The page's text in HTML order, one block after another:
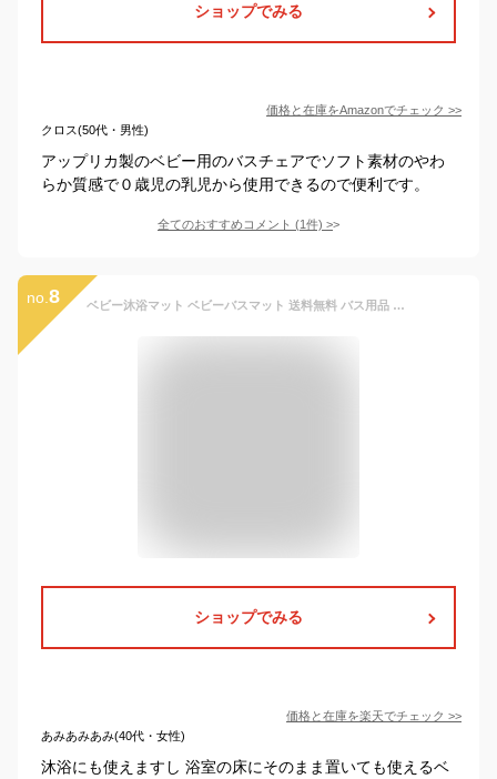
ショップでみる
価格と在庫をAmazonでチェック >>
クロス(50代・男性)
アップリカ製のベビー用のバスチェアでソフト素材のやわ
らか質感で０歳児の乳児から使用できるので便利です。
全てのおすすめコメント (1件) >
no. 8 ベビー沐浴マット ベビーバスマット 送料無料 バス用品 バスネット ベビー用 入浴マット シャワーマット 赤ちゃん 入浴ベッドサポート 滑り止め ベビーを保護 安全お風呂 通気性いい サイズ調整可能 出産祝い ギフト プレゼント 育児グッズ 男女兼用 0-36月用 ピンク
ショップでみる
価格と在庫を楽天でチェック >>
あみあみあみ(40代・女性)
沐浴にも使えますし 浴室の床にそのまま置いても使えるベ